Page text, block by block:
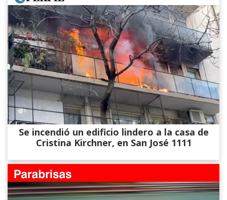
Se incendió un edificio lindero a la casa de
Cristina Kirchner, en San José 1111